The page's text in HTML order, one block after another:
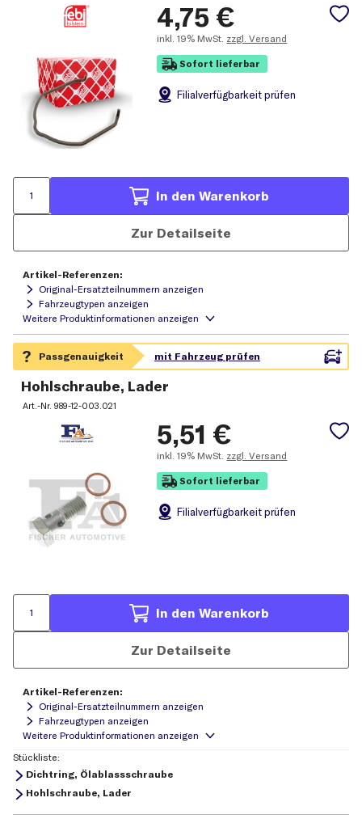
4,75 €
inkl. 19% MwSt. zzgl. Versand
Sofort lieferbar
Filialverfügbarkeit prüfen
In den Warenkorb
Zur Detailseite
Artikel-Referenzen:
Original-Ersatzteilnummern anzeigen
Fahrzeugtypen anzeigen
Hohlschraube, Lader
Art.-Nr.989-12-003.021
5,51 €
inkl. 19% MwSt. zzgl. Versand
Sofort lieferbar
Filialverfügbarkeit prüfen
In den Warenkorb
Zur Detailseite
Artikel-Referenzen:
Original-Ersatzteilnummern anzeigen
Fahrzeugtypen anzeigen
Stückliste:
Dichtring, Ölablassschraube
Hohlschraube, Lader